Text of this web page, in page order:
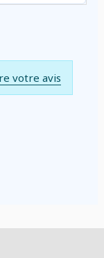
votre avis